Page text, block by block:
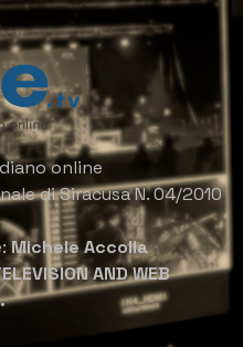
online
di Siracusa N. 04/2010
Michele Accolla
AND WEB